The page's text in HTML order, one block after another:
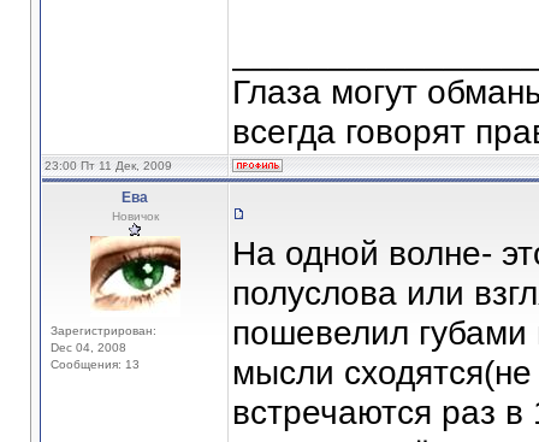
Глаза могут
всегда говорят
23:00 Пт 11 Дек, 2009
Ева
Новичок
Зарегистрирован:
Dec 04, 2008
Сообщения: 13
На одной волне-
полуслова или
пошевелил губами
мысли
встречаются раз в